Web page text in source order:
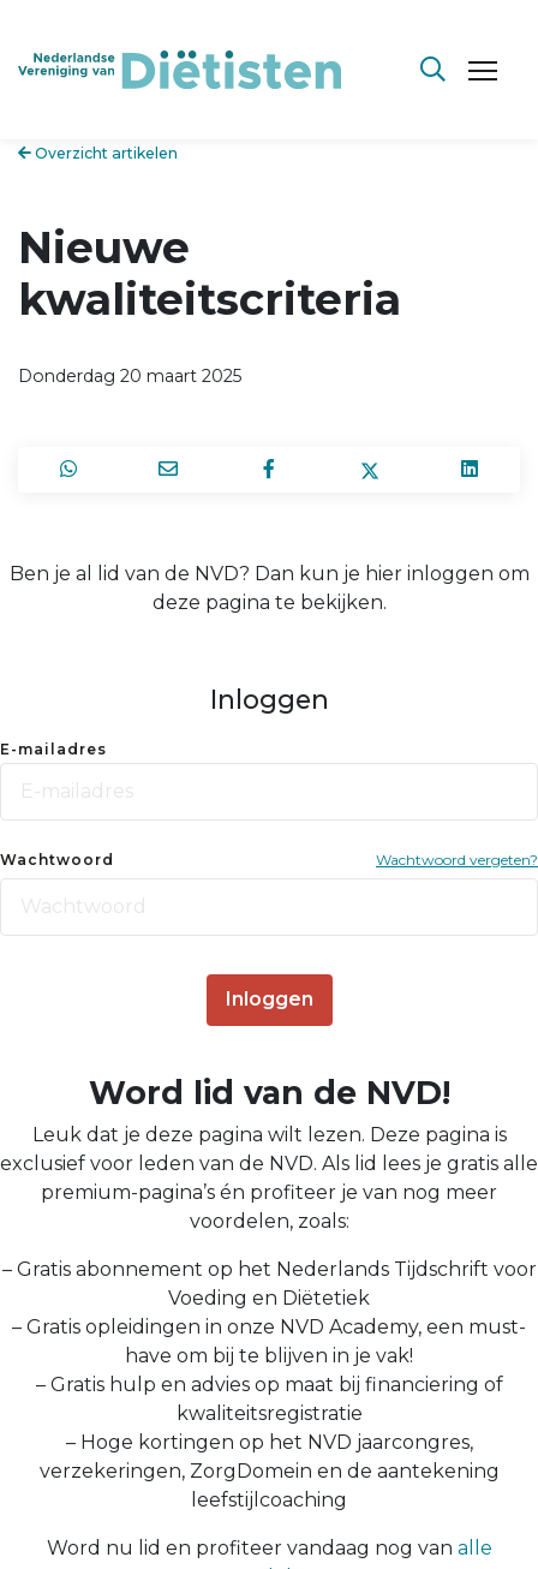
Overzicht artikelen
Nieuwe
kwaliteitscriteria
Donderdag 20 maart 2025
Ben je al lid van de NVD? Dan kun je hier inloggen om
deze pagina te bekijken.
Inloggen
E-mailadres
Wachtwoord Wachtwoord vergeten?
Inloggen
Word lid van de NVD!
Leuk dat je deze pagina wilt lezen. Deze pagina is
exclusief voor leden van de NVD. Als lid lees je gratis alle
premium-pagina’s én profiteer je van nog meer
voordelen, zoals:
– Gratis abonnement op het Nederlands Tijdschrift voor
Voeding en Diëtetiek
– Gratis opleidingen in onze NVD Academy, een must-
have om bij te blijven in je vak!
– Gratis hulp en advies op maat bij financiering of
kwaliteitsregistratie
– Hoge kortingen op het NVD jaarcongres,
verzekeringen, ZorgDomein en de aantekening
leefstijlcoaching
Word nu lid en profiteer vandaag nog van alle